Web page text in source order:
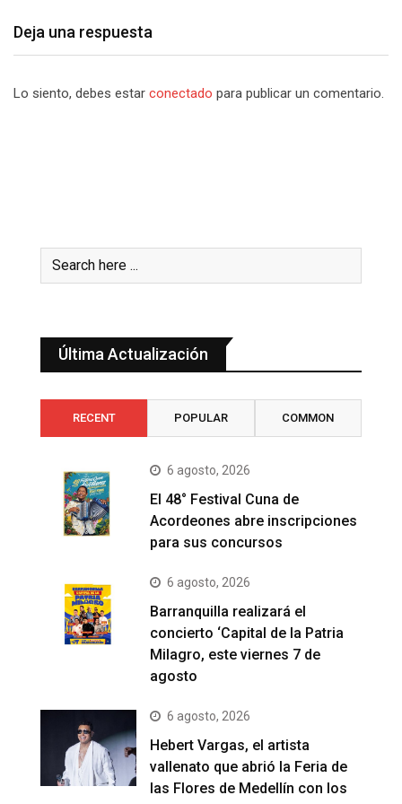
Deja una respuesta
Lo siento, debes estar conectado para publicar un comentario.
Última Actualización
RECENT POPULAR COMMON
6 agosto, 2026
El 48° Festival Cuna de
Acordeones abre inscripciones
para sus concursos
6 agosto, 2026
Barranquilla realizará el
concierto ‘Capital de la Patria
Milagro, este viernes 7 de
agosto
6 agosto, 2026
Hebert Vargas, el artista
vallenato que abrió la Feria de
las Flores de Medellín con los